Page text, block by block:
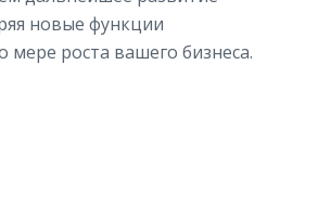
новые функции
мере роста вашего бизнеса.